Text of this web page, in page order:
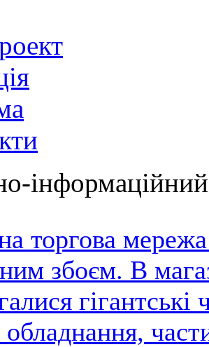
торгова
збоєм. В
обладнання,